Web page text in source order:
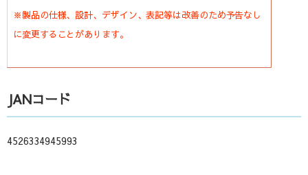
※製品の仕様、設計、デザイン、表記等は改善のため予告なし
に変更することがあります。
JANコード
4526334945993